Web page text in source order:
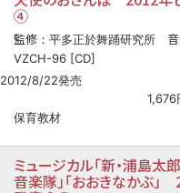
④
監修 ：平多正於舞踊研究所
VZCH-96 [CD]
2012/8/22発売
1,676
保育教材
ミュージカル「新・浦島太
音楽隊」「おおきなかぶ